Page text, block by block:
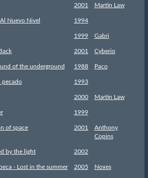
2001 Martin Law
Nuevo Nivel 1994
1999 Gabri
2001 Cyberio
of the underground 1988 Paco
pecado 1993
2000 Martin Law
1999
of space 2001
Anthony
Copins
by the light 2002
- Lost in the summer 2005 Noxes